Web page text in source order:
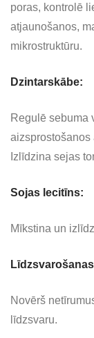
poras, kontrolē
atjaunošanos,
mikrostruktūru.
Dzintarskābe:
Regulē sebuma
aizsprostošanos
Izlīdzina sejas
Sojas lecitīns:
Mīkstina un
Novērš
līdzsvaru.